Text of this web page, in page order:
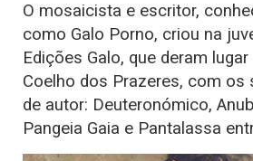
O mosaicista e escritor,
como Galo Porno, criou na
Edições Galo, que deram
Coelho dos Prazeres, com os
de autor: Deuteronómico,
Pangeia Gaia e Pantalassa